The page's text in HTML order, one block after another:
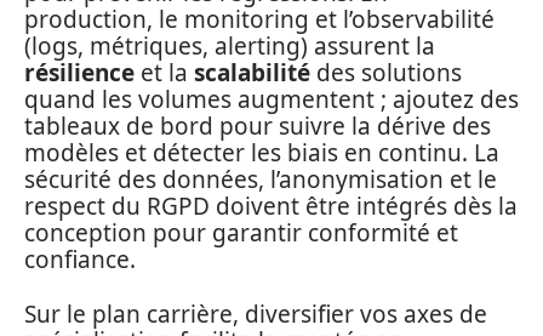
production, le monitoring et l’observabilité
(logs, métriques, alerting) assurent la
résilience et la scalabilité des solutions
quand les volumes augmentent ; ajoutez des
tableaux de bord pour suivre la dérive des
modèles et détecter les biais en continu. La
sécurité des données, l’anonymisation et le
respect du RGPD doivent être intégrés dès la
conception pour garantir conformité et
confiance.
Sur le plan carrière, diversifier vos axes de